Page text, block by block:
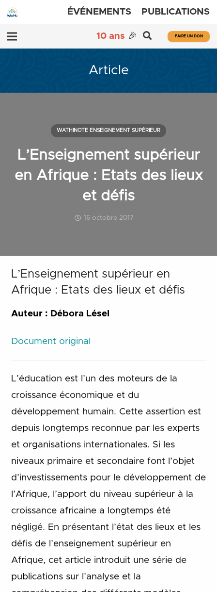
ÉVÉNEMENTS PUBLICATIONS
10 ans 🎉 FAIRE UN DON
Article
L’Enseignement supérieur
en Afrique : Etats des lieux
et défis
16 octobre 2017
WATHINOTE ENSEIGNEMENT SUPÉRIEUR
L’Enseignement supérieur en
Afrique : Etats des lieux et défis
Auteur : Débora Lésel
Document original
L’éducation est l’un des moteurs de la
croissance économique et du
développement humain. Cette assertion est
depuis longtemps reconnue par les experts
et organisations internationales. Si les
niveaux primaire et secondaire font l’objet
d’investissements pour le développement de
l’Afrique, l’apport du niveau supérieur à la
croissance africaine a longtemps été
négligé. En présentant l’état des lieux et les
défis de l’enseignement supérieur en
Afrique, cet article introduit une série de
publications sur l’analyse et la